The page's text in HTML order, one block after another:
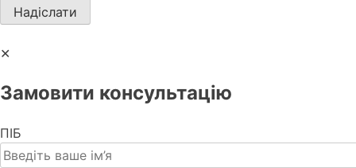
✕
Замовити консультацію
ПІБ